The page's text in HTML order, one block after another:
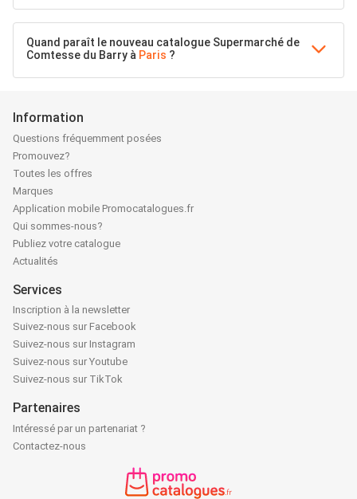
Quand paraît le nouveau catalogue Supermarché de
Comtesse du Barry à Paris ?
Information
Questions fréquemment posées
Promouvez?
Toutes les offres
Marques
Application mobile Promocatalogues.fr
Qui sommes-nous?
Publiez votre catalogue
Actualités
Services
Inscription à la newsletter
Suivez-nous sur Facebook
Suivez-nous sur Instagram
Suivez-nous sur Youtube
Suivez-nous sur TikTok
Partenaires
Intéressé par un partenariat ?
Contactez-nous